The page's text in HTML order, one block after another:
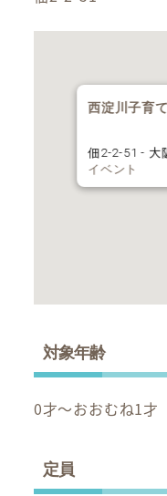
西淀川子育
佃2-2-51 - 大
イベント
対象年齢
0才～おおむね1才
定員